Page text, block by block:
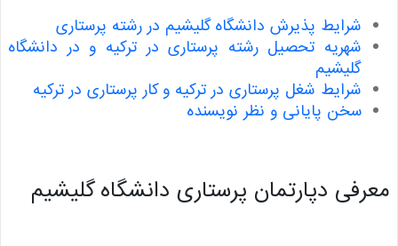
شرایط پذیرش دانشگاه گلیشیم در رشته پرستاری
شهریه تحصیل رشته پرستاری در ترکیه و در دانشگاه
گلیشیم
شرایط شغل پرستاری در ترکیه و کار پرستاری در ترکیه
سخن پایانی و نظر نویسنده
دپارتمان پرستاری دانشگاه گلیشیم